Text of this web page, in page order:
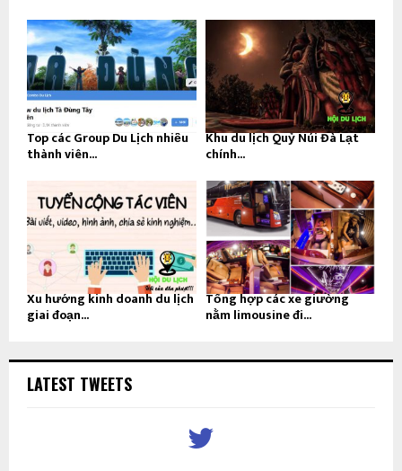
Top các Group Du Lịch nhiều
thành viên...
Khu du lịch Quỷ Núi Đà Lạt
chính...
Xu hướng kinh doanh du lịch
giai đoạn...
Tổng hợp các xe giường
nằm limousine đi...
LATEST TWEETS